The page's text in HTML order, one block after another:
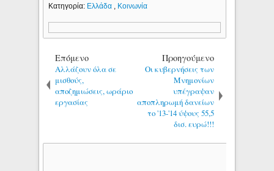
Κατηγορία: Ελλάδα , Κοινωνία
Επόμενο
Αλλάζουν όλα σε
μισθούς,
αποζημιώσεις, ωράριο
εργασίας
Προηγούμενο
Οι κυβερνήσεις των
Μνημονίων
υπέγραψαν
αποπληρωμή δανείων
το '13-'14 ύψους 55,5
δισ. ευρώ!!!